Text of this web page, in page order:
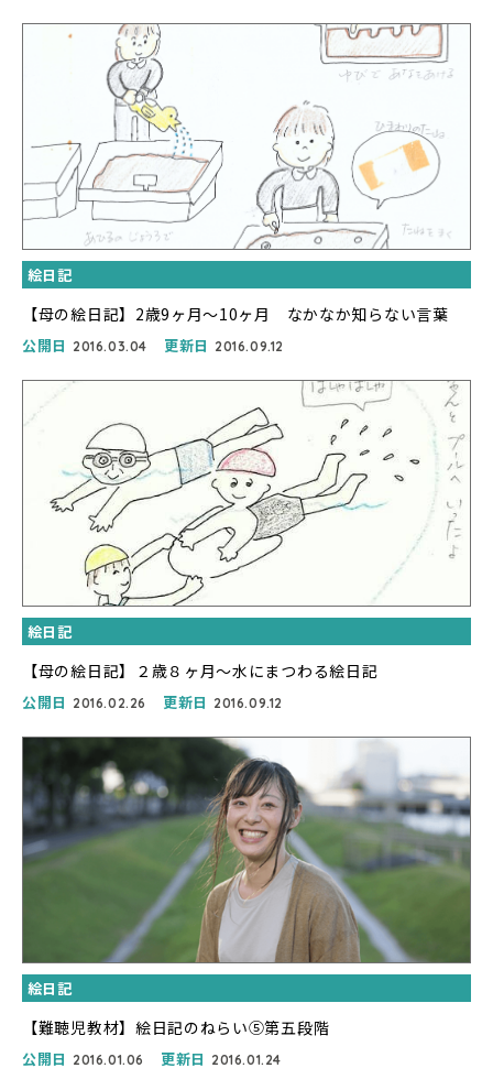
絵日記
【母の絵日記】2歳9ヶ月〜10ヶ月 なかなか知らない言葉
公開日 2016.03.04 更新日 2016.09.12
絵日記
【母の絵日記】２歳８ヶ月〜水にまつわる絵日記
公開日 2016.02.26 更新日 2016.09.12
絵日記
【難聴児教材】絵日記のねらい⑤第五段階
公開日 2016.01.06 更新日 2016.01.24